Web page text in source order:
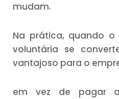
mudam.
Na prática, quando
voluntária se
vantajoso para o
em vez de pagar